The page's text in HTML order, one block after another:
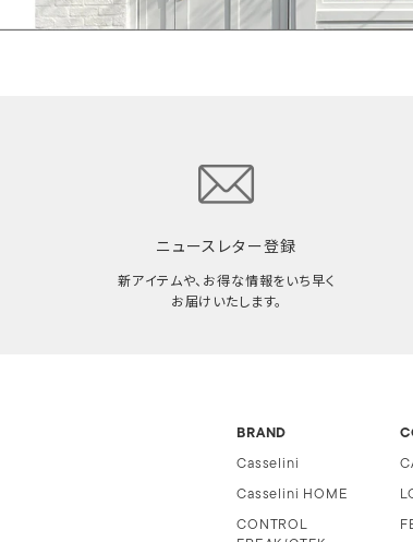
ニュースレター登録
新アイテムや、お得な情報をいち早く
お届けいたします。
BRAND
Casselini
Casselini HOME
CONTROL